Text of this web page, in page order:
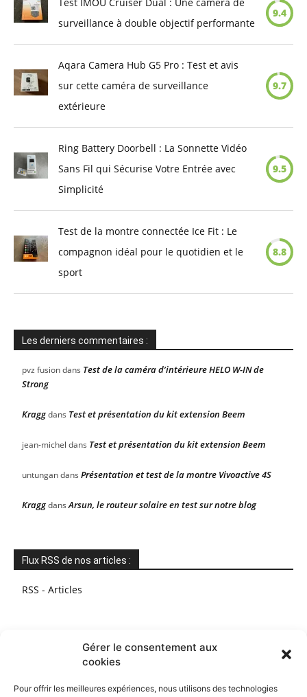
Gérer le consentement aux
cookies
Pour offrir les meilleures expériences, nous utilisons des technologies
surveillance à double objectif performante
9.4
Aqara Camera Hub G5 Pro : Test et avis
sur cette caméra de surveillance
extérieure
9.7
Ring Battery Doorbell : La Sonnette Vidéo
Sans Fil qui Sécurise Votre Entrée avec
Simplicité
9.5
Test de la montre connectée Ice Fit : Le
compagnon idéal pour le quotidien et le
sport
8.8
Les derniers commentaires :
pvz fusiondans Test de la caméra d’intérieure HELO W-IN de
Strong
Kraggdans Test et présentation du kit extension Beem
jean-michel dans Test et présentation du kit extension Beem
untungandans Présentation et test de la montre Vivoactive 4S
KraggdansArsun, le routeur solaire en test sur notre blog
Flux RSS de nos articles :
RSS - Articles